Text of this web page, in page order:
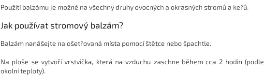
Použití balzámu je možné na všechny druhy ovocných a okrasných stromů a keřů.
Jak používat stromový balzám?
Balzám nanášejte na ošetřovaná místa pomocí štětce nebo špachtle.
Na ploše se vytvoří vrstvička, která na vzduchu zaschne během cca 2 hodin (podle
okolní teploty).